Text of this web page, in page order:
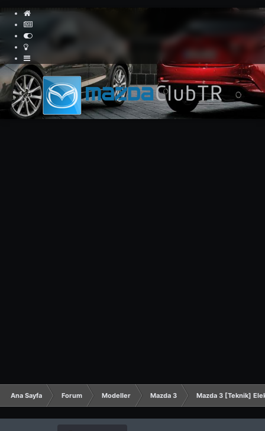
Ana Sayfa Forum Modeller Mazda 3 Mazda 3 [Teknik]